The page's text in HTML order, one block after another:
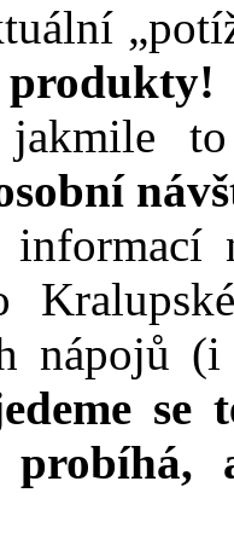
jakmile
informací
nápojů